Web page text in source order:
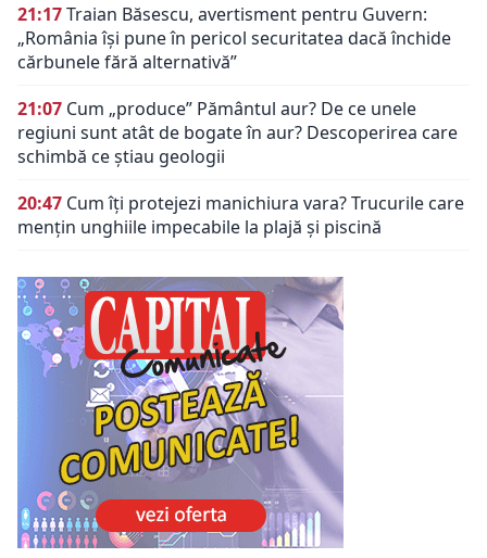
21:17Traian Băsescu, avertisment pentru Guvern:
„România își pune în pericol securitatea dacă închide
cărbunele fără alternativă”
21:07 Cum „produce” Pământul aur? De ce unele
regiuni sunt atât de bogate în aur? Descoperirea care
schimbă ce știau geologii
20:47 Cum îți protejezi manichiura vara? Trucurile care
mențin unghiile impecabile la plajă și piscină